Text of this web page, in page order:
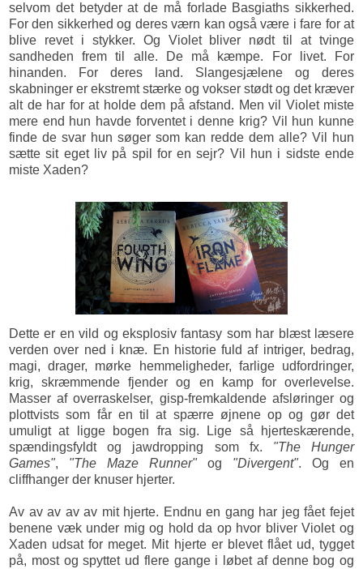
selvom det betyder at de må forlade Basgiaths sikkerhed.
For den sikkerhed og deres værn kan også være i fare for at
blive revet i stykker. Og Violet bliver nødt til at tvinge
sandheden frem til alle. De må kæmpe. For livet. For
hinanden. For deres land. Slangesjælene og deres
skabninger er ekstremt stærke og vokser stødt og det kræver
alt de har for at holde dem på afstand. Men vil Violet miste
mere end hun havde forventet i denne krig? Vil hun kunne
finde de svar hun søger som kan redde dem alle? Vil hun
sætte sit eget liv på spil for en sejr? Vil hun i sidste ende
miste Xaden?
Dette er en vild og eksplosiv fantasy som har blæst læsere
verden over ned i knæ. En historie fuld af intriger, bedrag,
magi, drager, mørke hemmeligheder, farlige udfordringer,
krig, skræmmende fjender og en kamp for overlevelse.
Masser af overraskelser, gisp-fremkaldende afsløringer og
plottvists som får en til at spærre øjnene op og gør det
umuligt at ligge bogen fra sig. Lige så hjerteskærende,
spændingsfyldt og jawdropping som fx. "The Hunger
Games", "The Maze Runner"og "Divergent". Og en
cliffhanger der knuser hjerter.
Av av av av av mit hjerte. Endnu en gang har jeg fået fejet
benene væk under mig og hold da op hvor bliver Violet og
Xaden udsat for meget. Mit hjerte er blevet flået ud, tygget
på, most og spyttet ud flere gange i løbet af denne bog og